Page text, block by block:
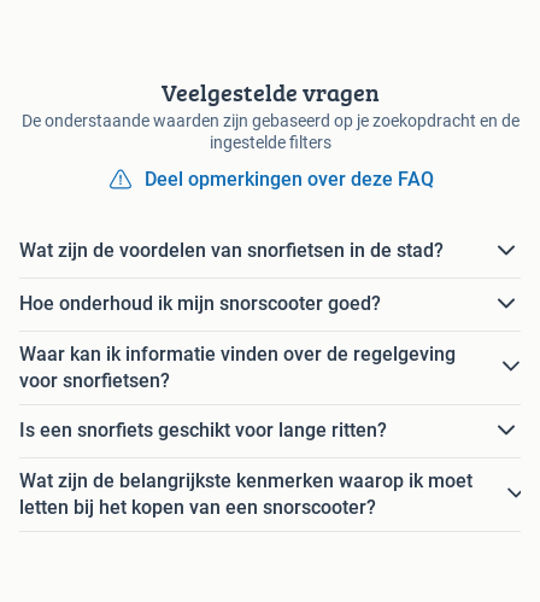
Veelgestelde vragen
De onderstaande waarden zijn gebaseerd op je zoekopdracht en de
ingestelde filters
Deel opmerkingen over deze FAQ
Wat zijn de voordelen van snorfietsen in de stad?
Hoe onderhoud ik mijn snorscooter goed?
Waar kan ik informatie vinden over de regelgeving
voor snorfietsen?
Is een snorfiets geschikt voor lange ritten?
Wat zijn de belangrijkste kenmerken waarop ik moet
letten bij het kopen van een snorscooter?